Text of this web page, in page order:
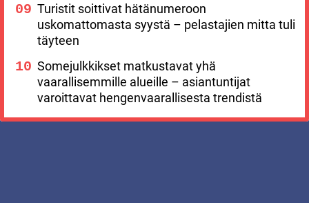
Turistit soittivat hätänumeroon
uskomattomasta syystä – pelastajien mitta tuli
täyteen
Somejulkkikset matkustavat yhä
vaarallisemmille alueille – asiantuntijat
varoittavat hengenvaarallisesta trendistä